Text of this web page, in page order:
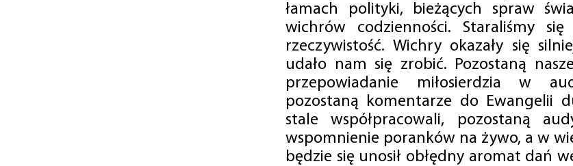
łamach polityki, bieżących spraw
wichrów codzienności. Staraliśmy
rzeczywistość. Wichry okazały się
udało nam się zrobić. Pozostaną
przepowiadanie miłosierdzia w
pozostaną komentarze do Ewangelii
stale współpracowali, pozostaną
wspomnienie poranków na żywo, a w
będzie się unosił obłędny aromat dań